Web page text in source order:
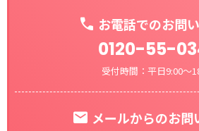
お電話でのお問
0120-55-
受付時間：平日9:00～
メールからのお問